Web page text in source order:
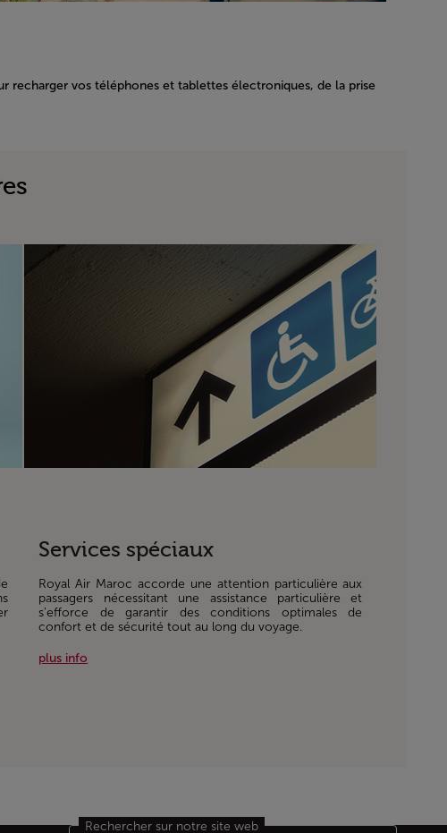
recharger vos téléphones et tablettes électroniques, de la prise
Services spéciaux
Royal Air Maroc accorde une attention particulière aux
passagers nécessitant une assistance particulière et
s'efforce de garantir des conditions optimales de
confort et de sécurité tout au long du voyage.
plus info
Rechercher sur notre site web